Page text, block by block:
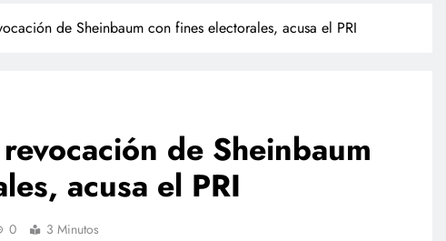
de Sheinbaum con fines electorales, acusa el PRI
de Sheinbaum
acusa el PRI
0 3 Minutos